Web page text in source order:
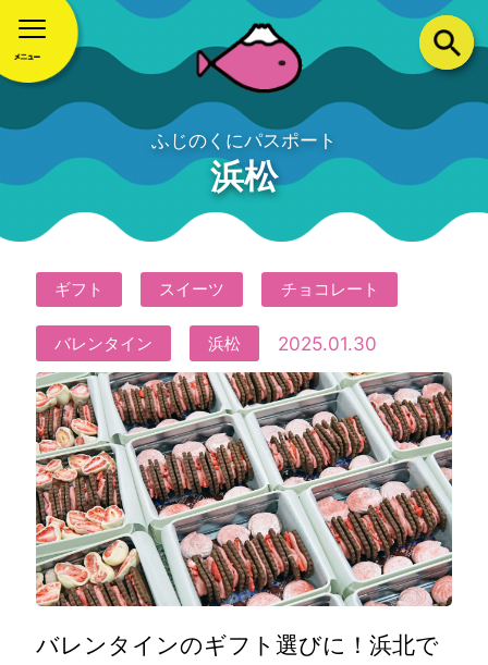
ふじのくにパスポート
浜松
ギフト スイーツ チョコレート
バレンタイン 浜松 2025.01.30
バレンタインのギフト選びに！浜北で